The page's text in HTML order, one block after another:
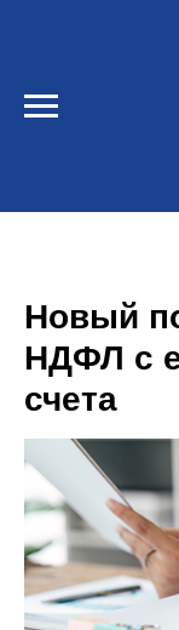
Новый
НДФЛ с
счета